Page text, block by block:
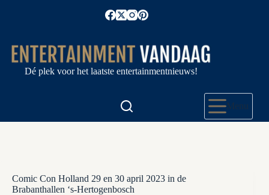
Dé plek voor het laatste entertainmentnieuws!
Menu
Comic Con Holland 29 en 30 april 2023 in de
Brabanthallen ‘s-Hertogenbosch